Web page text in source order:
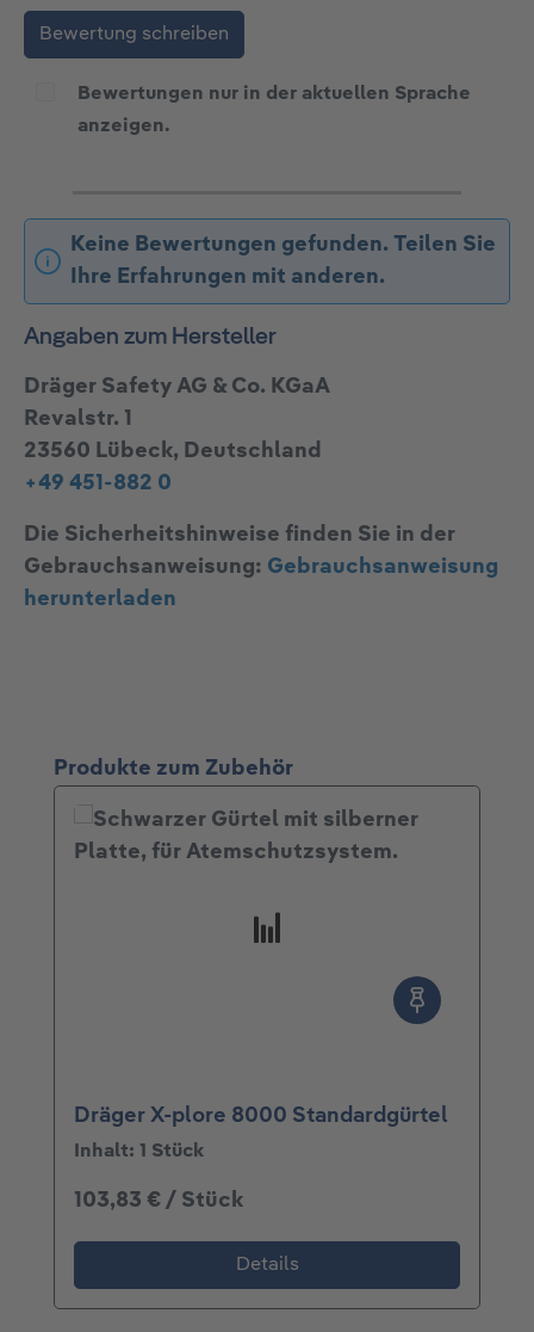
Bewertung schreiben
Bewertungen nur in der aktuellen Sprache
anzeigen.
Keine Bewertungen gefunden. Teilen Sie
Ihre Erfahrungen mit anderen.
Angaben zum Hersteller
Dräger Safety AG & Co. KGaA
Revalstr. 1
23560 Lübeck, Deutschland
+49 451-882 0
Die Sicherheitshinweise finden Sie in der
Gebrauchsanweisung: Gebrauchsanweisung
herunterladen
Produktgalerie überspringen
Produkte zum Zubehör
Dräger X-plore 8000 Standardgürtel
Inhalt: 1 Stück
103,83 € / Stück
Details